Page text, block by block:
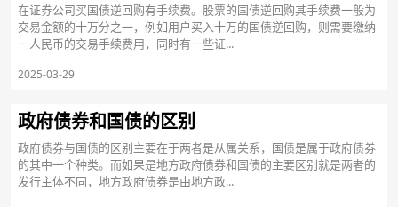
在证券公司买国债逆回购有手续费。股票的国债逆回购其手续费一般为
交易金额的十万分之一，例如用户买入十万的国债逆回购，则需要缴纳
一人民币的交易手续费用，同时有一些证...
2025-03-29
政府债券和国债的区别
政府债券与国债的区别主要在于两者是从属关系，国债是属于政府债券
的其中一个种类。而如果是地方政府债券和国债的主要区别就是两者的
发行主体不同，地方政府债券是由地方政...